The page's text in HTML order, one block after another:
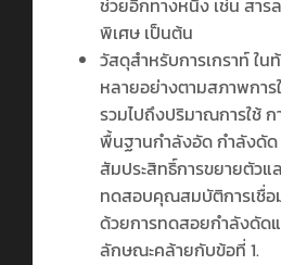
ช่วยอีกทางหนึ่ง เช่น สาร
พิเศษ เป็นต้น
วัสดุสำหรับการเกราท์ ใ
หลายอย่างตามสภาพการ
รวมไปถึงปริมาณการใช้
พื้นฐานกำลังอัด กำลังดั
สัมประสิทธิ์การขยายตัวแ
ทดสอบคุณสมบัติการเชื่อ
ด้วยการทดสอยกำลังดัดแ
ลักษณะคล้ายกับข้อที่ 1.